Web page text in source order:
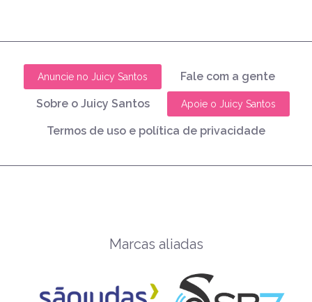
Anuncie no Juicy Santos Fale com a gente
Sobre o Juicy Santos Apoie o Juicy Santos
Termos de uso e política de privacidade
Marcas aliadas